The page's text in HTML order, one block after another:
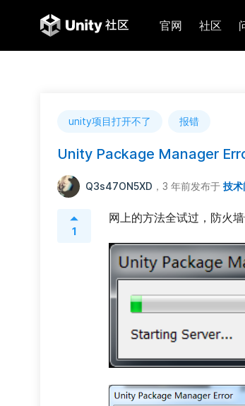
官网 社区
unity项目打开不了 报错
Unity Package Manager
Q3s47ON5XD ，3 年前发布于 技
1
网上的方法全试过，防火